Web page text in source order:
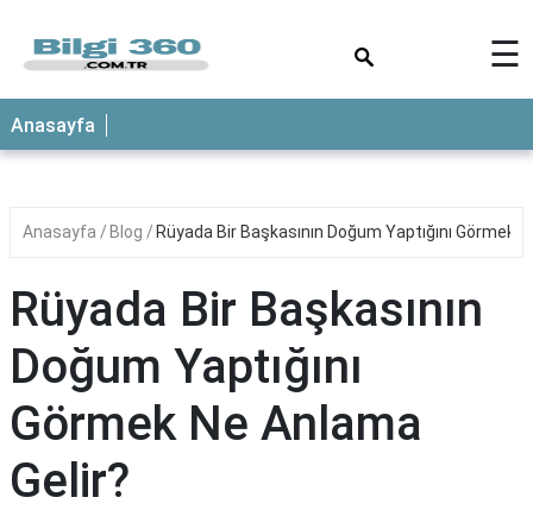
ANASAYFA
☰
Anasayfa
Anasayfa Blog Rüyada Bir Başkasının Doğum Yaptığını Görmek
Rüyada Bir Başkasının
Doğum Yaptığını
Görmek Ne Anlama
Gelir?